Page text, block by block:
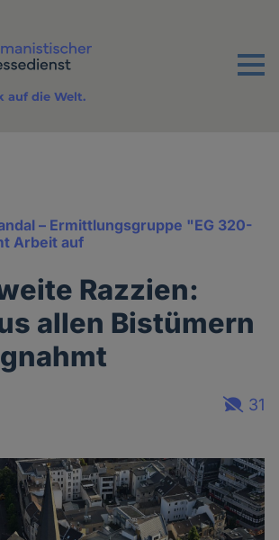
Menu
auf die Welt.
– Ermittlungsgruppe "EG 320-
Arbeit auf
Razzien:
allen Bistümern
31